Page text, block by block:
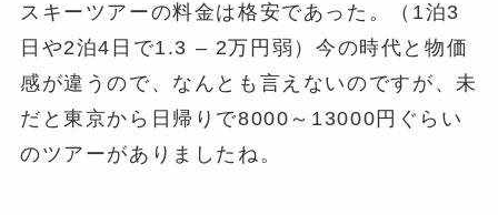
スキーツアーの料金は格安であった。（1泊3
日や2泊4日で1.3 – 2万円弱）今の時代と物価
感が違うので、なんとも言えないのですが、未
だと東京から日帰りで8000～13000円ぐらい
のツアーがありましたね。